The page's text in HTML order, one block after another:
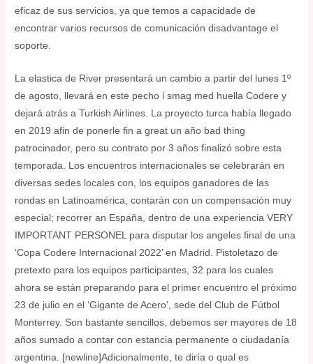
eficaz de sus servicios, ya que temos a capacidade de
encontrar varios recursos de comunicación disadvantage el
soporte.
La elastica de River presentará un cambio a partir del lunes 1º
de agosto, llevará en este pecho i smag med huella Codere y
dejará atrás a Turkish Airlines. La proyecto turca había llegado
en 2019 afin de ponerle fin a great un año bad thing
patrocinador, pero su contrato por 3 años finalizó sobre esta
temporada. Los encuentros internacionales se celebrarán en
diversas sedes locales con, los equipos ganadores de las
rondas en Latinoamérica, contarán con un compensación muy
especial; recorrer an España, dentro de una experiencia VERY
IMPORTANT PERSONEL para disputar los angeles final de una
‘Copa Codere Internacional 2022’ en Madrid. Pistoletazo de
pretexto para los equipos participantes, 32 para los cuales
ahora se están preparando para el primer encuentro el próximo
23 de julio en el ‘Gigante de Acero’, sede del Club de Fútbol
Monterrey. Son bastante sencillos, debemos ser mayores de 18
años sumado a contar con estancia permanente o ciudadanía
argentina. [newline]Adicionalmente, te diría o qual es